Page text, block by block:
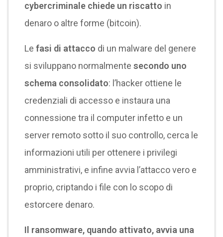
cybercriminale chiede un riscatto in
denaro o altre forme (bitcoin).
Le fasi di attacco di un malware del genere
si sviluppano normalmente secondo uno
schema consolidato: l’hacker ottiene le
credenziali di accesso e instaura una
connessione tra il computer infetto e un
server remoto sotto il suo controllo, cerca le
informazioni utili per ottenere i privilegi
amministrativi, e infine avvia l’attacco vero e
proprio, criptando i file con lo scopo di
estorcere denaro.
Il ransomware, quando attivato, avvia una